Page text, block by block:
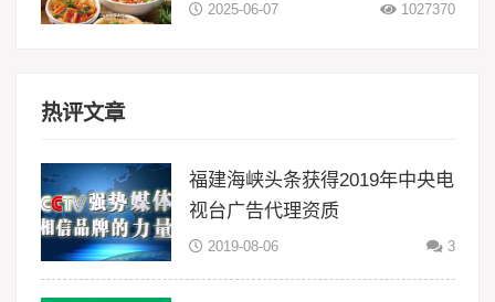
2025-06-07 1027370
热评文章
福建海峡头条获得2019年中央电
视台广告代理资质
2019-08-06 3